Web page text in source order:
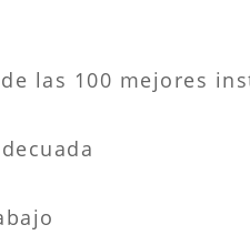
las 100 mejores